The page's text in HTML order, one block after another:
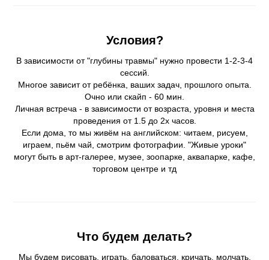
Условия?
В зависимости от "глубины травмы" нужно провести 1-2-3-4
сессий.
Многое зависит от ребёнка, ваших задач, прошлого опыта.
Очно или скайп - 60 мин.
Личная встреча - в зависимости от возраста, уровня и места
проведения от 1.5 до 2х часов.
Если дома, то мы живём на английском: читаем, рисуем,
играем, пьём чай, смотрим фотографии. "Живые уроки"
могут быть в арт-галерее, музее, зоопарке, аквапарке, кафе,
торговом центре и тд
Что будем делать?
Мы будем рисовать, играть, баловаться, кричать, молчать,